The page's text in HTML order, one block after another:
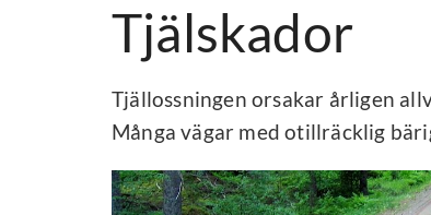
Tjälskador
Tjällossningen orsakar årligen
Många vägar med otillräcklig